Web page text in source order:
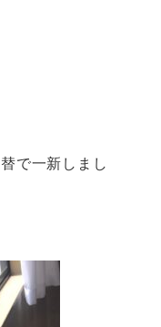
で一新しまし